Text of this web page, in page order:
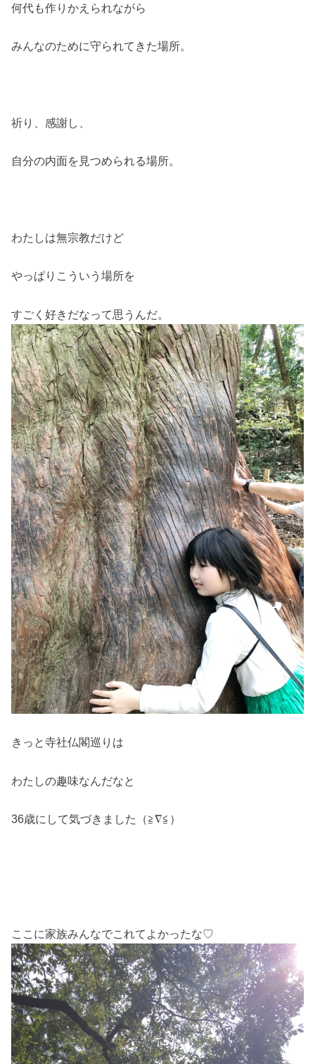
何代も作りかえられながら
みんなのために守られてきた場所。
祈り、感謝し、
自分の内面を見つめられる場所。
わたしは無宗教だけど
やっぱりこういう場所を
すごく好きだなって思うんだ。
きっと寺社仏閣巡りは
わたしの趣味なんだなと
36歳にして気づきました（≧∇≦）
ここに家族みんなでこれてよかったな♡